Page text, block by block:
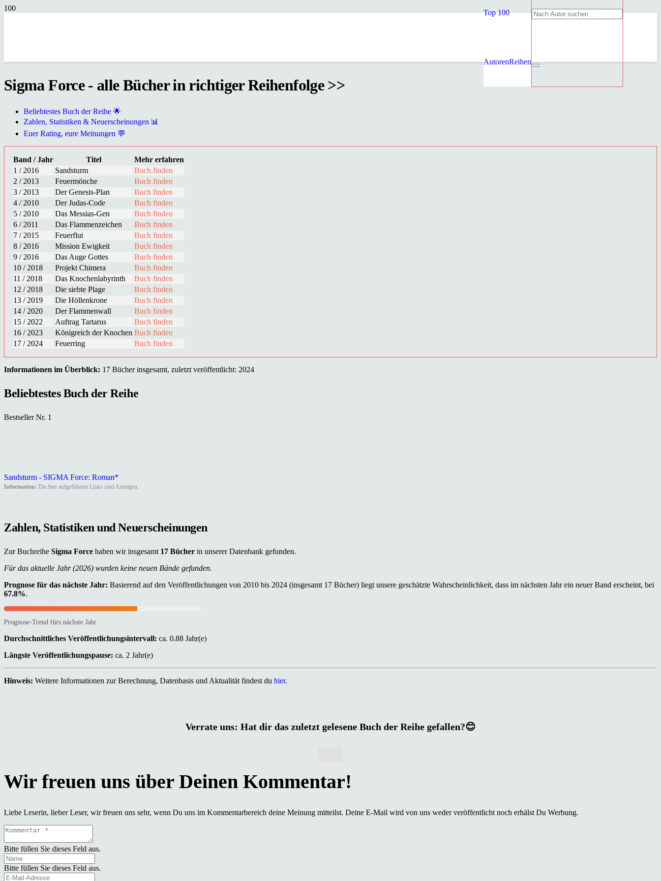
Top 100
AutorenReihen
Sigma Force - alle Bücher in richtiger Reihenfolge >>
Beliebtestes Buch der Reihe 🌟
Zahlen, Statistiken & Neuerscheinungen 📊
Euer Rating, eure Meinungen 💬
Band / Jahr Titel
Mehr erfahren
1 / 2016
Sandsturm
Buch finden
2 / 2013
Feuermönche
Buch finden
3 / 2013
Der Genesis-Plan
Buch finden
4 / 2010
Der Judas-Code
Buch finden
5 / 2010
Das Messias-Gen
Buch finden
6 / 2011
Das Flammenzeichen
Buch finden
7 / 2015
Feuerflut
Buch finden
8 / 2016
Mission Ewigkeit
Buch finden
9 / 2016
Das Auge Gottes
Buch finden
10 / 2018
Projekt Chimera
Buch finden
11 / 2018
Das Knochenlabyrinth
Buch finden
12 / 2018
Die siebte Plage
Buch finden
13 / 2019
Die Höllenkrone
Buch finden
14 / 2020
Der Flammenwall
Buch finden
15 / 2022
Auftrag Tartarus
Buch finden
16 / 2023
Königreich der Knochen Buch finden
17 / 2024
Feuerring Buch finden
Informationen im Überblick: 17 Bücher insgesamt, zuletzt veröffentlicht: 2024
Beliebtestes Buch der Reihe
Bestseller Nr. 1
Sandsturm - SIGMA Force: Roman*
Information: Die hier aufgeführten Links sind Anzeigen.
Zahlen, Statistiken und Neuerscheinungen
Zur Buchreihe Sigma Force haben wir insgesamt 17 Bücher in unserer Datenbank gefunden.
Für das aktuelle Jahr (2026) wurden keine neuen Bände gefunden.
Prognose für das nächste Jahr: Basierend auf den Veröffentlichungen von 2010 bis 2024 (insgesamt 17 Bücher) liegt unsere geschätzte Wahrscheinlichkeit, dass im nächsten Jahr ein neuer Band erscheint, bei
67.8%.
Prognose-Trend fürs nächste Jahr
Durchschnittliches Veröffentlichungsintervall: ca. 0.88 Jahr(e)
Längste Veröffentlichungspause: ca. 2 Jahr(e)
Hinweis: Weitere Informationen zur Berechnung, Datenbasis und Aktualität findest du hier.
Verrate uns: Hat dir das zuletzt gelesene Buch der Reihe gefallen?😊
Liebe Leserin, lieber Leser, wir freuen uns sehr, wenn Du uns im Kommentarbereich deine Meinung mitteilst. Deine E-Mail wird von uns weder veröffentlicht noch erhälst Du Werbung.
Bitte füllen Sie dieses Feld aus.
Bitte füllen Sie dieses Feld aus.